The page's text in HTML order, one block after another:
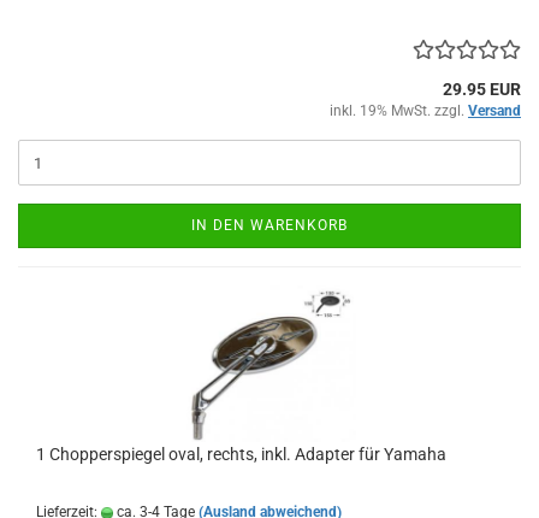
29.95 EUR
inkl. 19% MwSt. zzgl. Versand
IN DEN WARENKORB
1 Chopperspiegel oval, rechts, inkl. Adapter für Yamaha
Lieferzeit: ca. 3-4 Tage (Ausland abweichend)